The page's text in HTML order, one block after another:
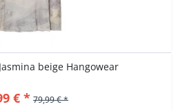
beige Hangowear
€ * 79,99 € *